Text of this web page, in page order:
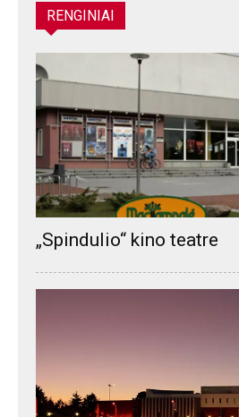
RENGINIAI
„Spindulio“ kino teatre